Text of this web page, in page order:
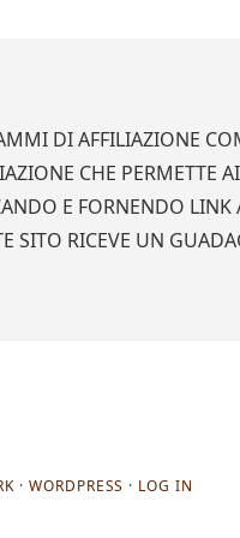
DI AFFILIAZIONE
CHE PERMETTE
E FORNENDO
SITO RICEVE UN
· WORDPRESS · LOG IN